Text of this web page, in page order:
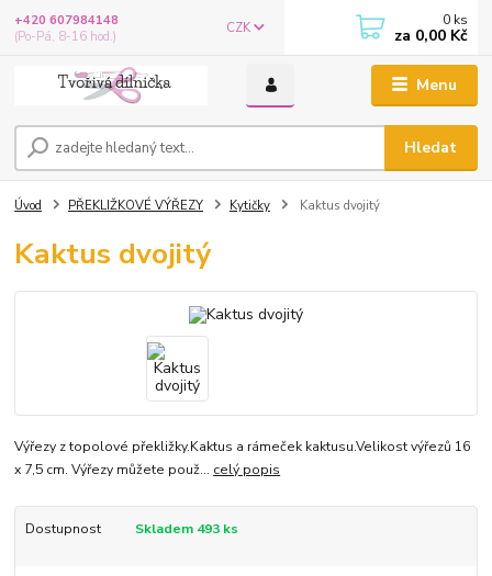
Menu
CZK
Hledat
+420 607984148
(Po-Pá, 8-16 hod.)
0 ks
za 0,00 Kč
Úvod PŘEKLIŽKOVÉ VÝŘEZY Kytičky Kaktus dvojitý
Kaktus dvojitý
Výřezy z topolové překližky.Kaktus a rámeček kaktusu.Velikost výřezů 16
x 7,5 cm. Výřezy můžete použ... celý popis
Dostupnost Skladem 493 ks